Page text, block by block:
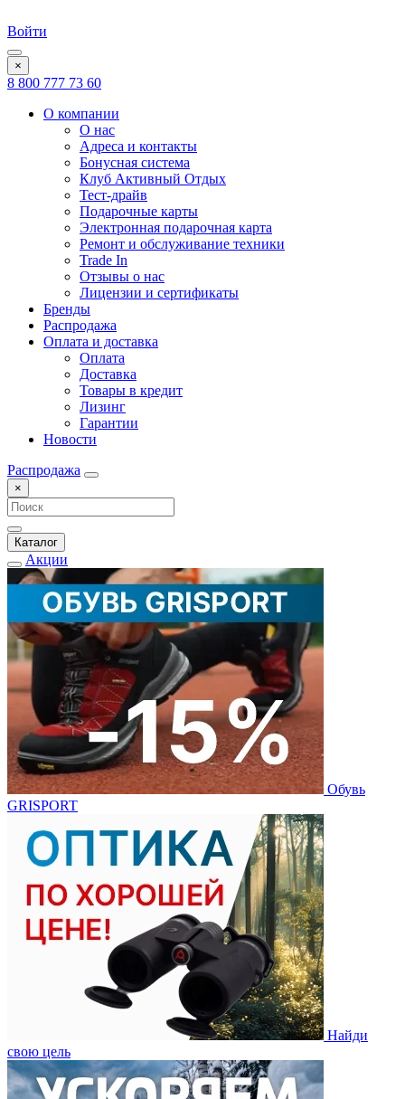
Войти
×
8 800 777 73 60
О компании
О нас
Адреса и контакты
Бонусная система
Клуб Активный Отдых
Тест-драйв
Подарочные карты
Электронная подарочная карта
Ремонт и обслуживание техники
Trade In
Отзывы о нас
Лицензии и сертификаты
Бренды
Распродажа
Оплата и доставка
Оплата
Доставка
Товары в кредит
Лизинг
Гарантии
Новости
Распродажа
×
Каталог
Акции
Обувь
GRISPORT
Найди
свою цель